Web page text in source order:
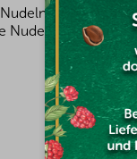
mit dem
Nudeln mit